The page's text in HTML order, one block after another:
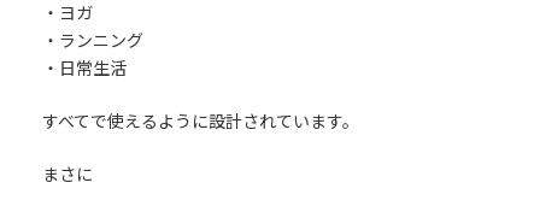
・ヨガ
・ランニング
・日常生活
すべてで使えるように設計されています。
まさに